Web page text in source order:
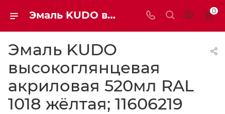
Эмаль KUDO высокоглянцевая акриловая 520мл RAL1018 жёлтая | Мaxim-stroy 0
Эмаль KUDO
высокоглянцевая
акриловая 520мл RAL
1018 жёлтая; 11606219